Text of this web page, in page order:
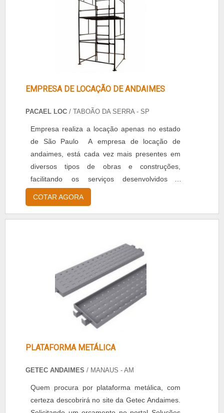
EMPRESA DE LOCAÇÃO DE ANDAIMES
PACAEL LOC / TABOÃO DA SERRA - SP
Empresa realiza a locação apenas no estado
de São Paulo A empresa de locação de
andaimes, está cada vez mais presentes em
diversos tipos de obras e construções,
facilitando os serviços desenvolvidos e
também oferecendo maior segurança a todos
os operários. Os andaimes são estruturas
em locais altos possam ser desenvolvidos com
maior facilidade e segurança. I....
COTAR AGORA
PLATAFORMA METÁLICA
GETEC ANDAIMES / MANAUS - AM
Quem procura por plataforma metálica, com
certeza descobrirá no site da Getec Andaimes.